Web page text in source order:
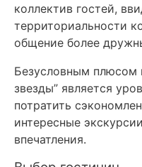
коллектив гостей,
территориальности
общение более
Безусловным плюсом
звезды” является
потратить
интересные
впечатления.